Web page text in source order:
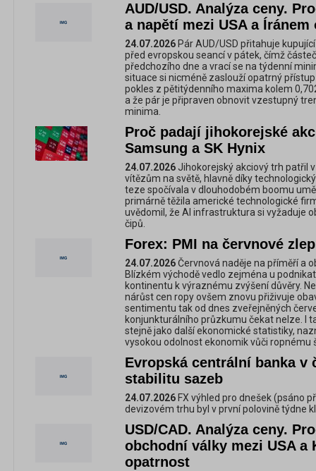
AUD/USD. Analýza ceny.
a napětí mezi USA a
24.07.2026 Pár AUD/USD přitahuje
před evropskou seancí v pátek, čímž
předchozího dne a vrací se na týdenní
situace si nicméně zaslouží opatrný
pokles z pětitýdenního maxima kolem
a že pár je připraven obnovit vzestupný
minima.
Proč padají jihokorejské
Samsung a SK Hynix
24.07.2026Jihokorejský akciový trh patřil
vítězům na světě, hlavně díky
teze spočívala v dlouhodobém boomu
primárně těžila americké technologické
uvědomil, že AI infrastruktura si vyžaduje
čipů.
Forex: PMI na červnové
24.07.2026Červnová naděje na příměří a
Blízkém východě vedlo zejména u
kontinentu k výraznému zvýšení důvěry.
nárůst cen ropy ovšem znovu přiživuje
sentimentu tak od dnes zveřejněných
konjunkturálního průzkumu čekat nelze. I
stejně jako další ekonomické statistiky,
vysokou odolnost ekonomik vůči ropnému
Evropská centrální banka v
stabilitu sazeb
24.07.2026 FX výhled pro dnešek (psáno
devizovém trhu byl v první polovině týdne
USD/CAD. Analýza ceny.
obchodní války mezi USA a
opatrnost